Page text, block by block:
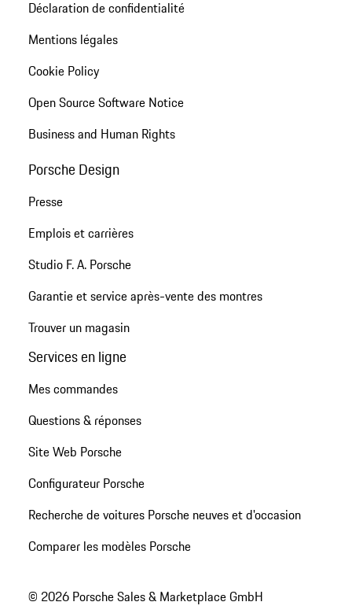
Déclaration de confidentialité
Mentions légales
Cookie Policy
Open Source Software Notice
Business and Human Rights
Porsche Design
Presse
Emplois et carrières
Studio F. A. Porsche
Garantie et service après-vente des montres
Trouver un magasin
Services en ligne
Mes commandes
Questions & réponses
Site Web Porsche
Configurateur Porsche
Recherche de voitures Porsche neuves et d'occasion
Comparer les modèles Porsche
© 2026 Porsche Sales & Marketplace GmbH